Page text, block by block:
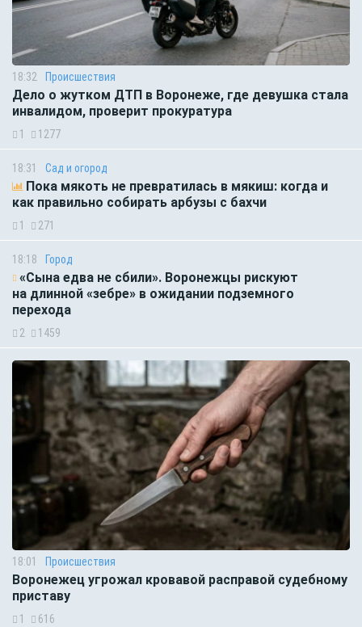
18:32 Происшествия
Дело о жутком ДТП в Воронеже, где девушка стала
инвалидом, проверит прокуратура
1 1277
18:31 Сад и огород
Пока мякоть не превратилась в мякиш: когда и
как правильно собирать арбузы с бахчи
1 271
18:18 Город
«Сына едва не сбили». Воронежцы рискуют
на длинной «зебре» в ожидании подземного
перехода
2 1459
18:01 Происшествия
Воронежец угрожал кровавой расправой судебному
приставу
1 616